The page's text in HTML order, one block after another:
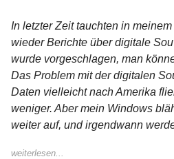
In letzter Zeit tauchten in
wieder Berichte über digitale
wurde vorgeschlagen, man
Das Problem mit der digitalen
Daten vielleicht nach Amerika
weniger. Aber mein Windows
weiter auf, und irgendwann
weiterlesen...